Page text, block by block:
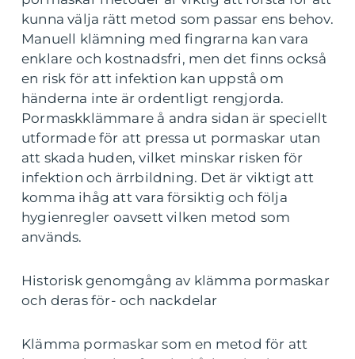
kunna välja rätt metod som passar ens behov.
Manuell klämning med fingrarna kan vara
enklare och kostnadsfri, men det finns också
en risk för att infektion kan uppstå om
händerna inte är ordentligt rengjorda.
Pormaskklämmare å andra sidan är speciellt
utformade för att pressa ut pormaskar utan
att skada huden, vilket minskar risken för
infektion och ärrbildning. Det är viktigt att
komma ihåg att vara försiktig och följa
hygienregler oavsett vilken metod som
används.
Historisk genomgång av klämma pormaskar
och deras för- och nackdelar
Klämma pormaskar som en metod för att